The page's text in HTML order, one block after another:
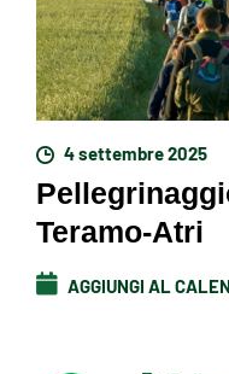
4 settembre 2025
Teramo-Atri
AGGIUNGI AL